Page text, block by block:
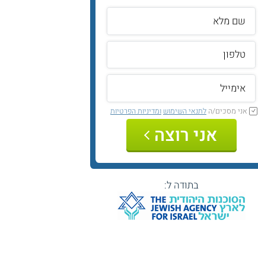
אני מסכים/הלתנאי השימוש ומדיניות הפרטיות
אני רוצה
בתודה ל: